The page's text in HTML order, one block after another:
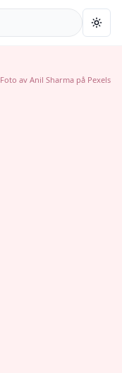
Foto av Anil Sharma på Pexels